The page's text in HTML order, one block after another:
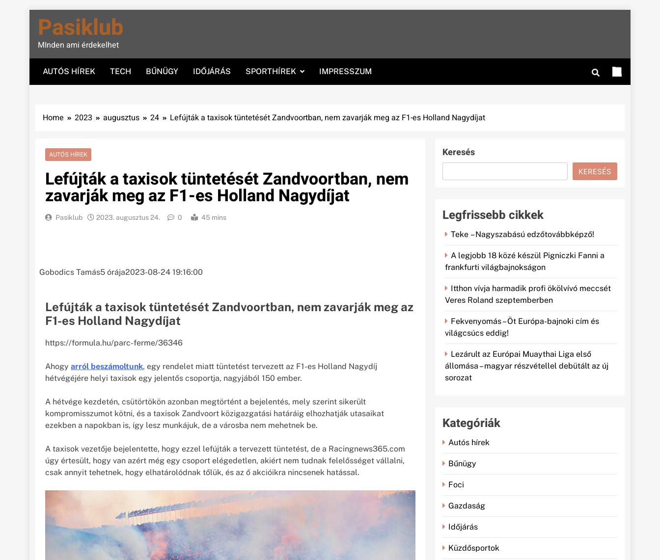
content
Pasiklub
MInden ami érdekelhet
AUTÓS HÍREK TECH BŰNÜGY IDŐJÁRÁS SPORTHÍREK IMPRESSZUM
Home 2023 augusztus 24 Lefújták a taxisok tüntetését Zandvoortban, nem zavarják meg az F1-es Holland Nagydíjat
AUTÓS HÍREK
Lefújták a taxisok tüntetését Zandvoortban, nem
zavarják meg az F1-es Holland Nagydíjat
Pasiklub 2023. augusztus 24. 0 45 mins
Gobodics Tamás5 órája2023-08-24 19:16:00
Lefújták a taxisok tüntetését Zandvoortban, nem zavarják meg az
F1-es Holland Nagydíjat
https://formula.hu/parc-ferme/36346
Ahogy arról beszámoltunk, egy rendelet miatt tüntetést tervezett az F1-es Holland Nagydíj
hétvégéjére helyi taxisok egy jelentős csoportja, nagyjából 150 ember.
A hétvége kezdetén, csütörtökön azonban megtörtént a bejelentés, mely szerint sikerült
kompromisszumot kötni, és a taxisok Zandvoort közigazgatási határáig elhozhatják utasaikat
ezekben a napokban is, így lesz munkájuk, de a városba nem mehetnek be.
A taxisok vezetője bejelentette, hogy ezzel lefújták a tervezett tüntetést, de a Racingnews365.com
úgy értesült, hogy van azért még egy csoport elégedetlen, akiért nem tudnak felelősséget vállalni,
csak annyit tehetnek, hogy elhatárolódnak tőlük, és az ő akcióikra nincsenek hatással.
Keresés
KERESÉS
Legfrissebb cikkek
Teke – Nagyszabású edzőtovábbképző!
A legjobb 18 közé készül Pigniczki Fanni a
frankfurti világbajnokságon
Itthon vívja harmadik profi ökölvívó meccsét
Veres Roland szeptemberben
Fekvenyomás – Öt Európa-bajnoki cím és
világcsúcs eddig!
Lezárult az Európai Muaythai Liga első
állomása – magyar részvétellel debütált az új
sorozat
Kategóriák
Autós hírek
Bűnügy
Foci
Gazdaság
Időjárás
Küzdősportok